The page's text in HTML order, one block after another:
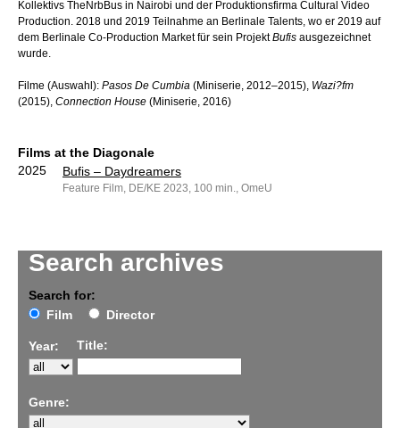
Search archives
Search for:
Film
Director
Year: Title:
Genre:
Kollektivs TheNrbBus in Nairobi und der Produktionsfirma Cultural Video
Production. 2018 und 2019 Teilnahme an Berlinale Talents, wo er 2019 auf
dem Berlinale Co-Production Market für sein ProjektBufis ausgezeichnet
wurde.
Filme (Auswahl): Pasos De Cumbia (Miniserie, 2012–2015), Wazi?fm
(2015), Connection House (Miniserie, 2016)
Films at the Diagonale
2025
Bufis – Daydreamers
Feature Film, DE/KE 2023, 100 min., OmeU